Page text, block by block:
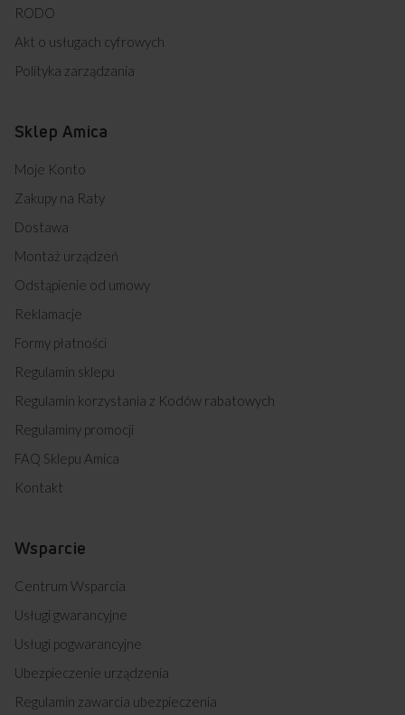
RODO
Akt o usługach cyfrowych
Polityka zarządzania
Sklep Amica
Moje Konto
Zakupy na Raty
Dostawa
Montaż urządzeń
Odstąpienie od umowy
Reklamacje
Formy płatności
Regulamin sklepu
Regulamin korzystania z Kodów rabatowych
Regulaminy promocji
FAQ Sklepu Amica
Kontakt
Wsparcie
Centrum Wsparcia
Usługi gwarancyjne
Usługi pogwarancyjne
Ubezpieczenie urządzenia
Regulamin zawarcia ubezpieczenia